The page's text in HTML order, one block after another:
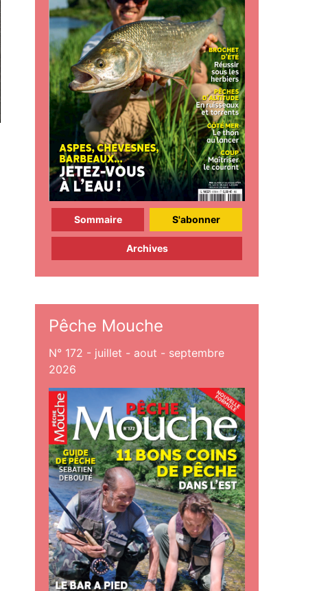
Sommaire S'abonner
Archives
Pêche Mouche
N° 172 - juillet - aout - septembre
2026